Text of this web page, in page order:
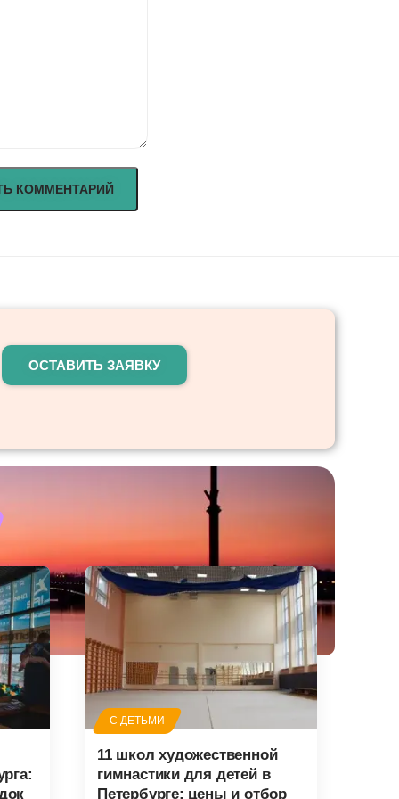
ОСТАВИТЬ ЗАЯВКУ
С ДЕТЬМИ
11 школ художественной
гимнастики для детей в
Петербурге: цены и отбор